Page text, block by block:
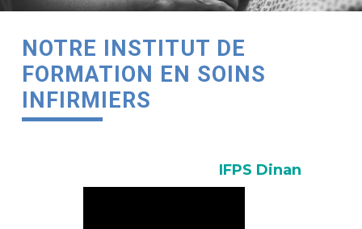
NOTRE INSTITUT DE
FORMATION EN SOINS
INFIRMIERS
IFPS Dinan